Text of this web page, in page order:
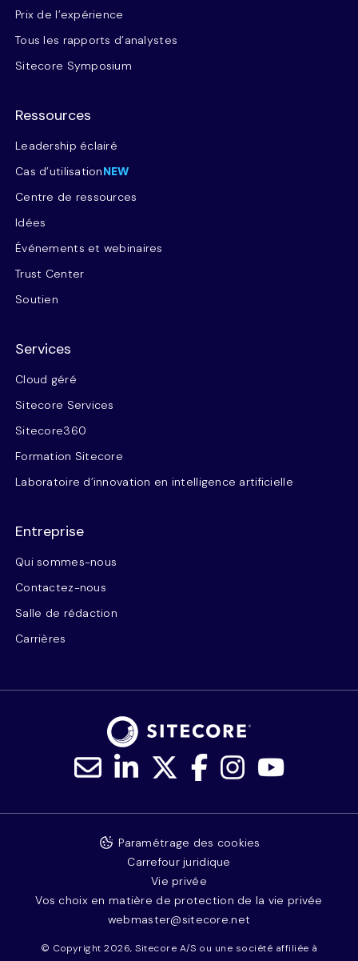
Prix de l’expérience
Tous les rapports d’analystes
Sitecore Symposium
Ressources
Leadership éclairé
Cas d’utilisationNEW
Centre de ressources
Idées
Événements et webinaires
Trust Center
Soutien
Services
Cloud géré
Sitecore Services
Sitecore360
Formation Sitecore
Laboratoire d’innovation en intelligence artificielle
Entreprise
Qui sommes-nous
Contactez-nous
Salle de rédaction
Carrières
© Copyright 2026, Sitecore A/S ou une société affiliée à
Paramétrage des cookies
Carrefour juridique
Vie privée
Vos choix en matière de protection de la vie privée
webmaster@sitecore.net